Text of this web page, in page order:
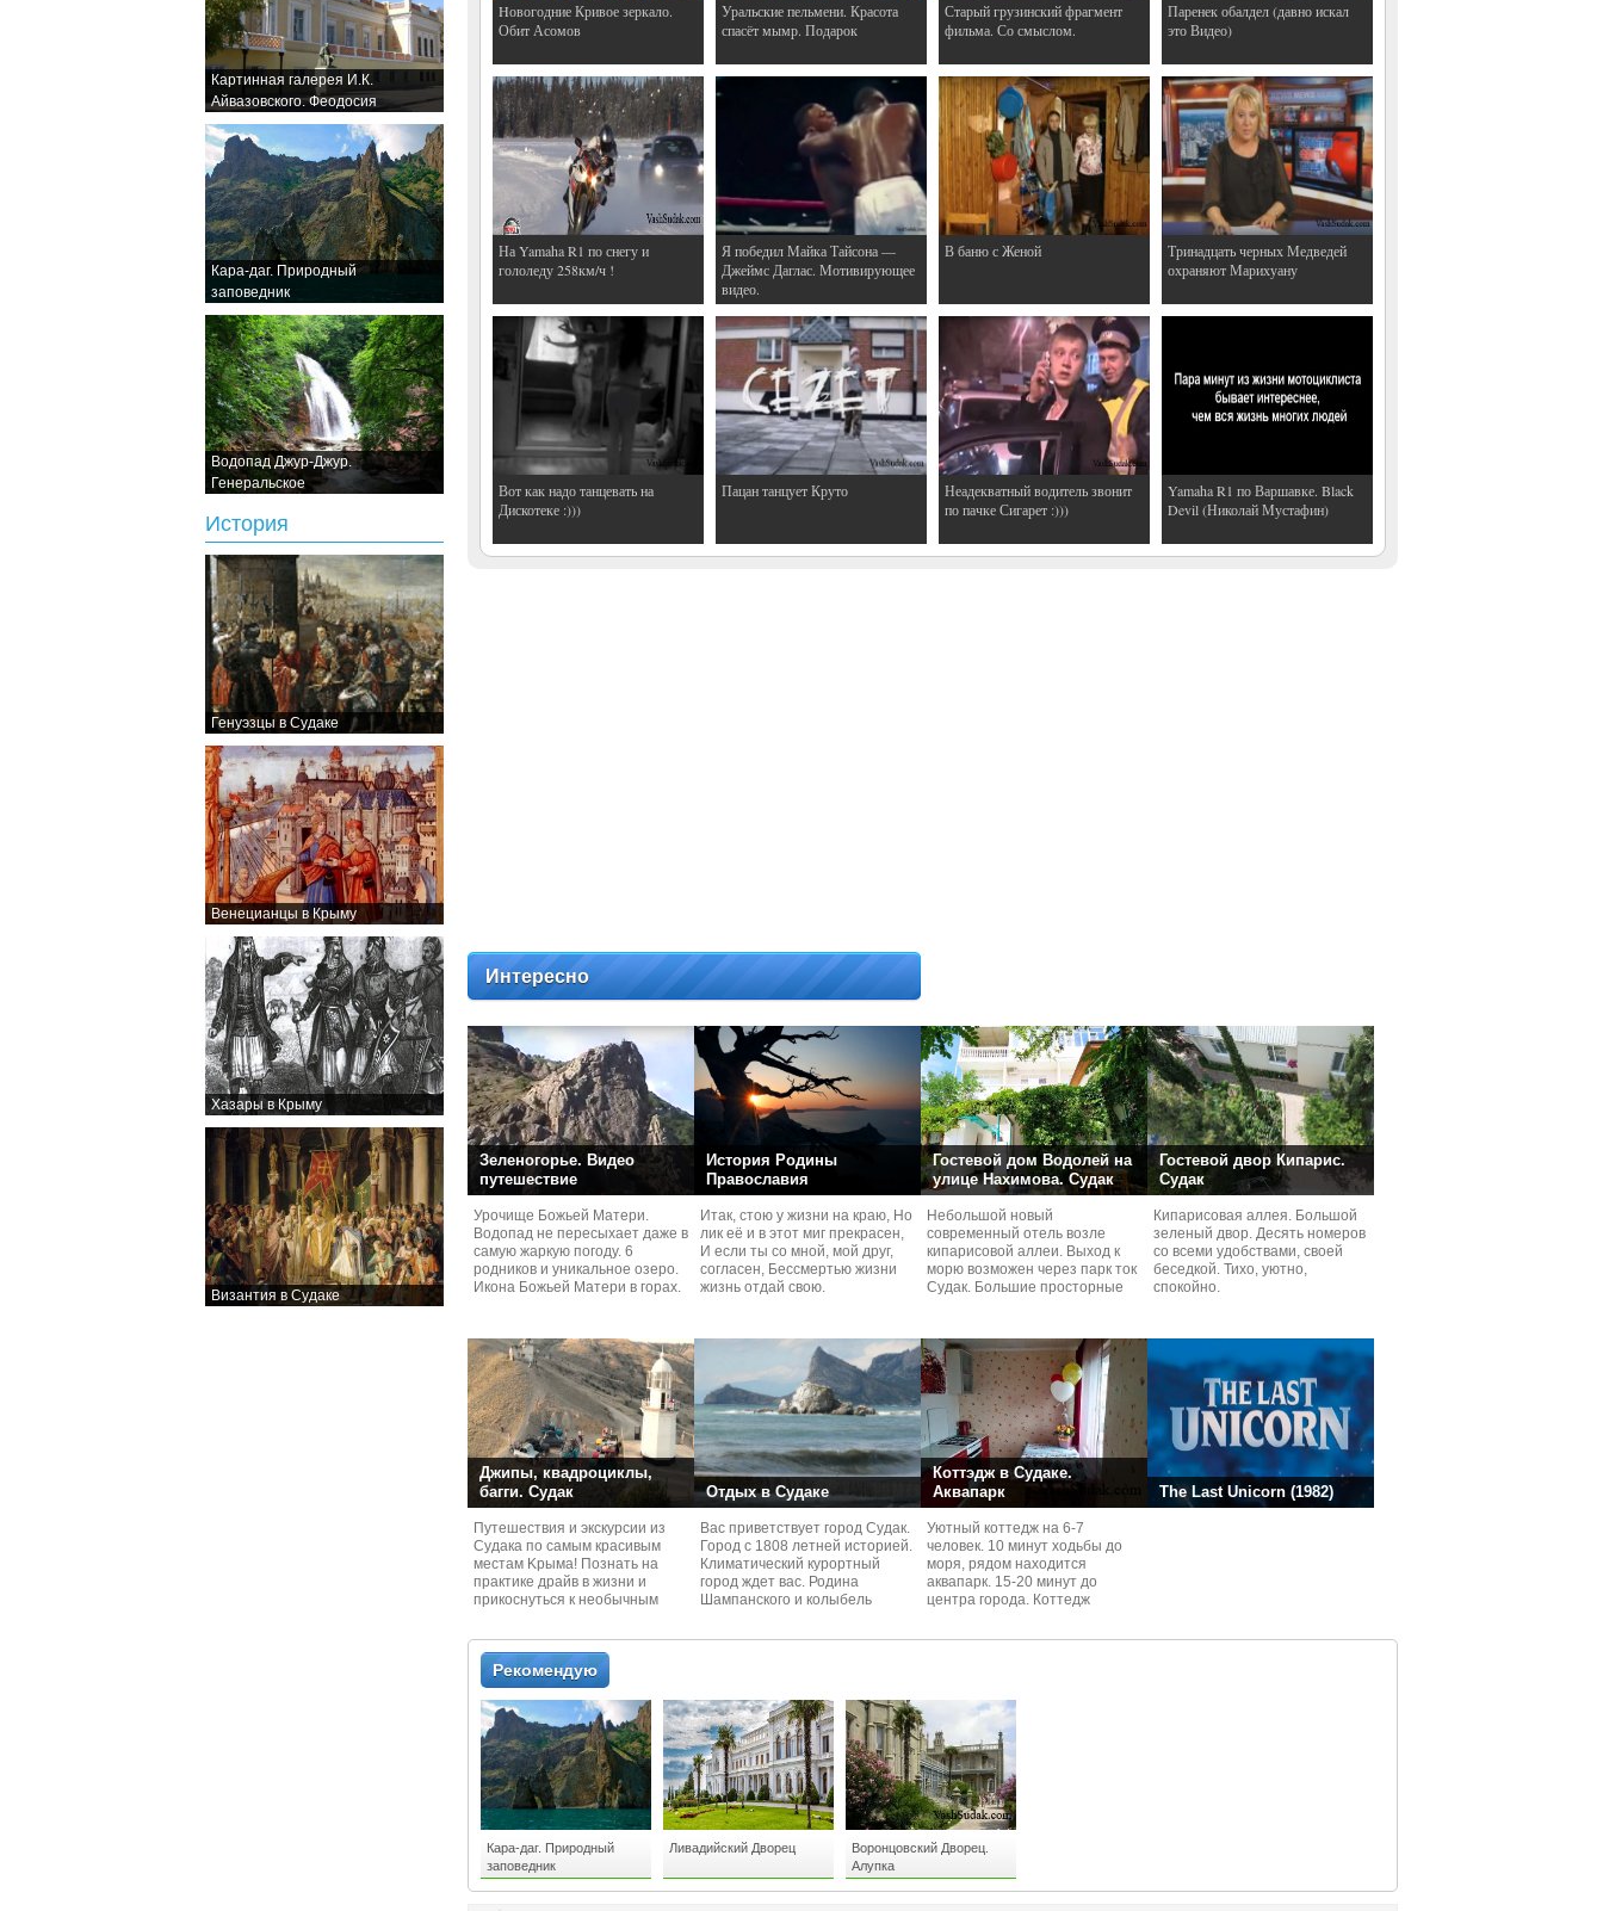
Картинная галерея И.К.
Айвазовского. Феодосия
Кара-даг. Природный
заповедник
Водопад Джур-Джур.
Генеральское
История
Генуэзцы в Судаке
Венецианцы в Крыму
Хазары в Крыму
Византия в Судаке
Hовогодние Кривое зеркало.
Обит Асомов
Уральские пельмени. Красота
спасёт мымр. Подарок
Старый грузинский фрагмент
фильма. Со смыслом.
Паренек обалдел (давно искал
это Видео)
На Yamaha R1 по снегу и
гололеду 258км/ч !
Я победил Майка Тайсона —
Джеймс Даглас. Мотивирующее
видео.
В баню с Женой
Тринадцать черных Медведей
охраняют Марихуану
Вот как надо танцевать на
Дискотеке :)))
Пацан танцует Круто
Неадекватный водитель звонит
по пачке Сигарет :)))
Yamaha R1 по Варшавке. Black
Devil (Николай Мустафин)
Интересно
Зеленогорье. Видео
путешествие
Урочище Божьей Матери.
Водопад не пересыхает даже в
самую жаркую погоду. 6
родников и уникальное озеро.
Икона Божьей Матери в горах.
История Родины
Православия
Итак, стою у жизни на краю, Но
лик её и в этот миг прекрасен,
И если ты со мной, мой друг,
согласен, Бессмертью жизни
жизнь отдай свою.
Гостевой дом Водолей на
улице Нахимова. Судак
Небольшой новый
современный отель возле
кипарисовой аллеи. Выход к
морю возможен через парк ток
Судaк. Большие просторные
Гостевой двор Кипарис.
Судак
Кипарисовая аллея. Большой
зеленый двор. Десять номеров
со всеми удобствами, своей
беседкой. Тихо, уютно,
спокойно.
Джипы, квадроциклы,
багги. Судак
Путешествия и экскурcии из
Судaка по самым красивым
местам Kрыма! Познать на
практике драйв в жизни и
прикоснуться к необычным
Отдых в Судаке
Вас приветствует город Судак.
Город с 1808 летней историей.
Климатический курортный
город ждет вас. Родина
Шампанского и колыбель
Коттэдж в Судаке.
Аквапарк
Уютный коттедж на 6-7
человек. 10 минут ходьбы до
моря, рядом находится
аквапарк. 15-20 минут до
центра города. Коттедж
The Last Unicorn (1982)
Рекомендую
Кара-даг. Природный
заповедник
Ливадийский Дворец
Воронцовский Дворец.
Алупка